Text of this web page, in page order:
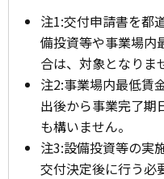
注1:交付申請書を都
備投資等や事業場内
合は、対象となりま
注2:事業場内最低賃
出後から事業完了期
も構いません。
注3:設備投資等の実
交付決定後に行う必